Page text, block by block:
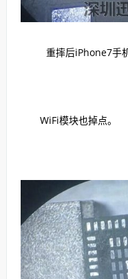
重摔后iPhone7手
WiFi模块也掉点。